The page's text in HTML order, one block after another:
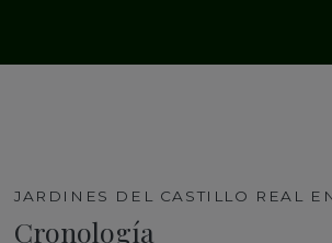
JARDINES DEL CASTILLO REAL
Cronología